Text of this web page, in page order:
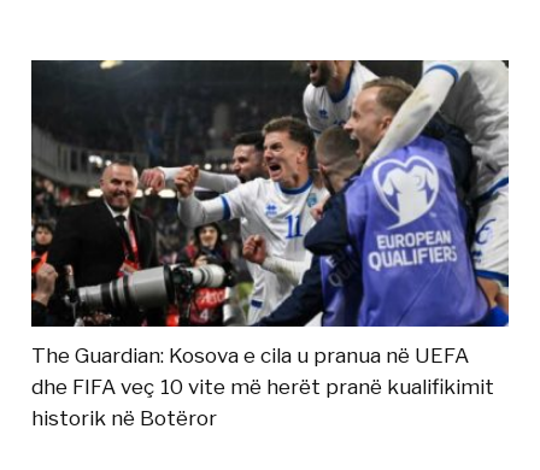
The Guardian: Kosova e cila u pranua në UEFA
dhe FIFA veç 10 vite më herët pranë kualifikimit
historik në Botëror